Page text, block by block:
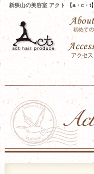
新狭山の美容室 アクト 【a・c・t】